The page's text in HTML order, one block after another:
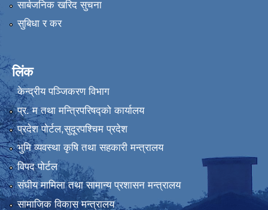
सार्बजनिक खरिद सुचना
सुबिधा र कर
लिंक
केन्द्रीय पञ्जिकरण विभाग
प्र. म तथा मन्त्रिपरिषद्को कार्यालय
प्रदेश पाेर्टल,सुदूरपश्चिम प्रदेश
भुमि व्यवस्था कृषि तथा सहकारी मन्त्रालय
विपद पोर्टल
संघीय मामिला तथा सामान्य प्रशासन मन्त्रालय
सामाजिक विकास मन्त्रालय